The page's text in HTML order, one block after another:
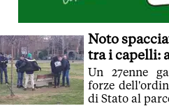
Noto
tra i capelli:
Un 27enne
forze
di Stato al